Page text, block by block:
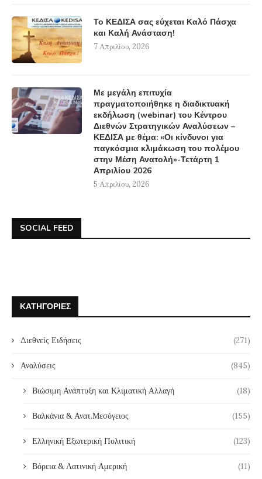
Το ΚΕΔΙΣΑ σας εύχεται Καλό Πάσχα
και Καλή Ανάσταση!
7 Απριλίου, 2026
Με μεγάλη επιτυχία
πραγματοποιήθηκε η διαδικτυακή
εκδήλωση (webinar) του Κέντρου
Διεθνών Στρατηγικών Αναλύσεων –
ΚΕΔΙΣΑ με θέμα: «Οι κίνδυνοι για
παγκόσμια κλιμάκωση του πολέμου
στην Μέση Ανατολή»-Τετάρτη 1
Απριλίου 2026
5 Απριλίου, 2026
SOCIAL FEED
ΚΑΤΗΓΟΡΊΕΣ
Διεθνείς Ειδήσεις (271)
Αναλύσεις (845)
Βιώσιμη Ανάπτυξη και Κλιματική Αλλαγή (18)
Βαλκάνια & Ανατ.Μεσόγειος (155)
Ελληνική Εξωτερική Πολιτική (123)
Βόρεια & Λατινική Αμερική (11)